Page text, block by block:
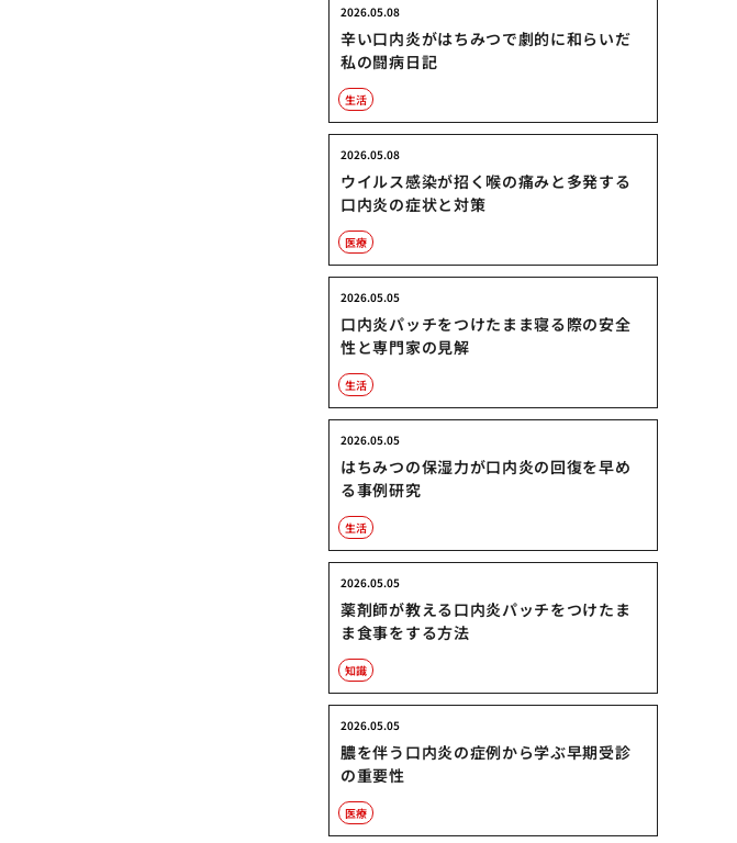
辛い口内炎がはちみつで劇的に和らいだ
私の闘病日記
2026.05.08
生活
ウイルス感染が招く喉の痛みと多発する
口内炎の症状と対策
2026.05.08
医療
口内炎パッチをつけたまま寝る際の安全
性と専門家の見解
2026.05.05
生活
はちみつの保湿力が口内炎の回復を早め
る事例研究
2026.05.05
生活
薬剤師が教える口内炎パッチをつけたま
ま食事をする方法
2026.05.05
知識
膿を伴う口内炎の症例から学ぶ早期受診
の重要性
2026.05.05
医療